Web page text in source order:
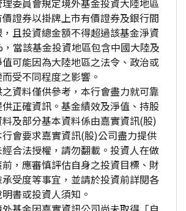
委員會規定境外基金投資大陸地區
證券以掛牌上市有價證券及銀行間
且投資總金額不得超過該基金淨資
當該基金投資地區包含中國大陸及
可能因為大陸地區之法令、政治或
受不同程度之影響。
資料僅供參考，本行會盡力就可靠
正確資訊。基金績效及淨值、持股
及部分基本資料係由嘉實資訊(股)
會要求嘉實資訊(股)公司盡力提供
合法授權，請勿翻載。投資人在做
，應審慎評估自身之投資目標、財
受度等事宜，並請於投資前詳閱各
書或投資人須知。